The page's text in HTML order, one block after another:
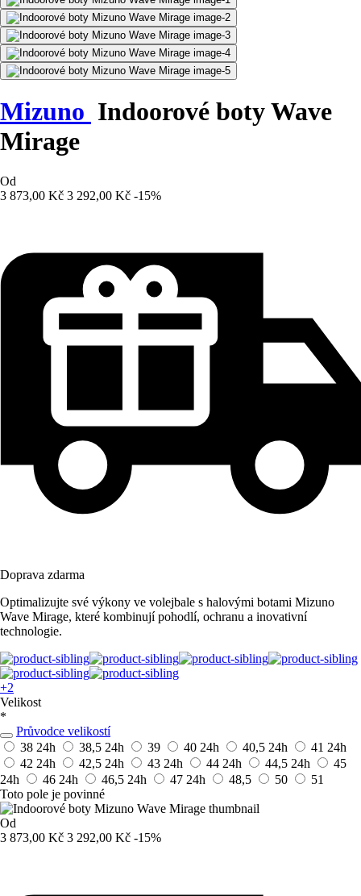
Mizuno Indoorové boty Wave
Mirage
Od
3 873,00 Kč 3 292,00 Kč -15%
Doprava zdarma
Optimalizujte své výkony ve volejbale s halovými botami Mizuno
Wave Mirage, které kombinují pohodlí, ochranu a inovativní
technologie.
+2
Velikost
*
Průvodce velikostí
38 24h 38,5 24h 39 40 24h 40,5 24h 41 24h
42 24h 42,5 24h 43 24h 44 24h 44,5 24h
45
24h
46 24h 46,5 24h 47 24h 48,5 50
51
Toto pole je povinné
Od
3 873,00 Kč 3 292,00 Kč -15%